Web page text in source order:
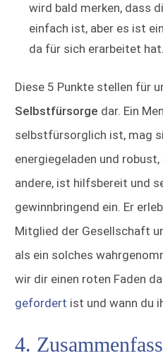
wird bald merken, dass
einfach ist, aber es ist
da für sich erarbeitet hat.
Diese 5 Punkte stellen für
Selbstfürsorge dar. Ein
selbstfürsorglich ist, mag
energiegeladen und
andere, ist hilfsbereit und
gewinnbringend ein. Er
Mitglied der Gesellschaft
als ein solches
wir dir einen roten Faden
gefordert ist und wann du
4.